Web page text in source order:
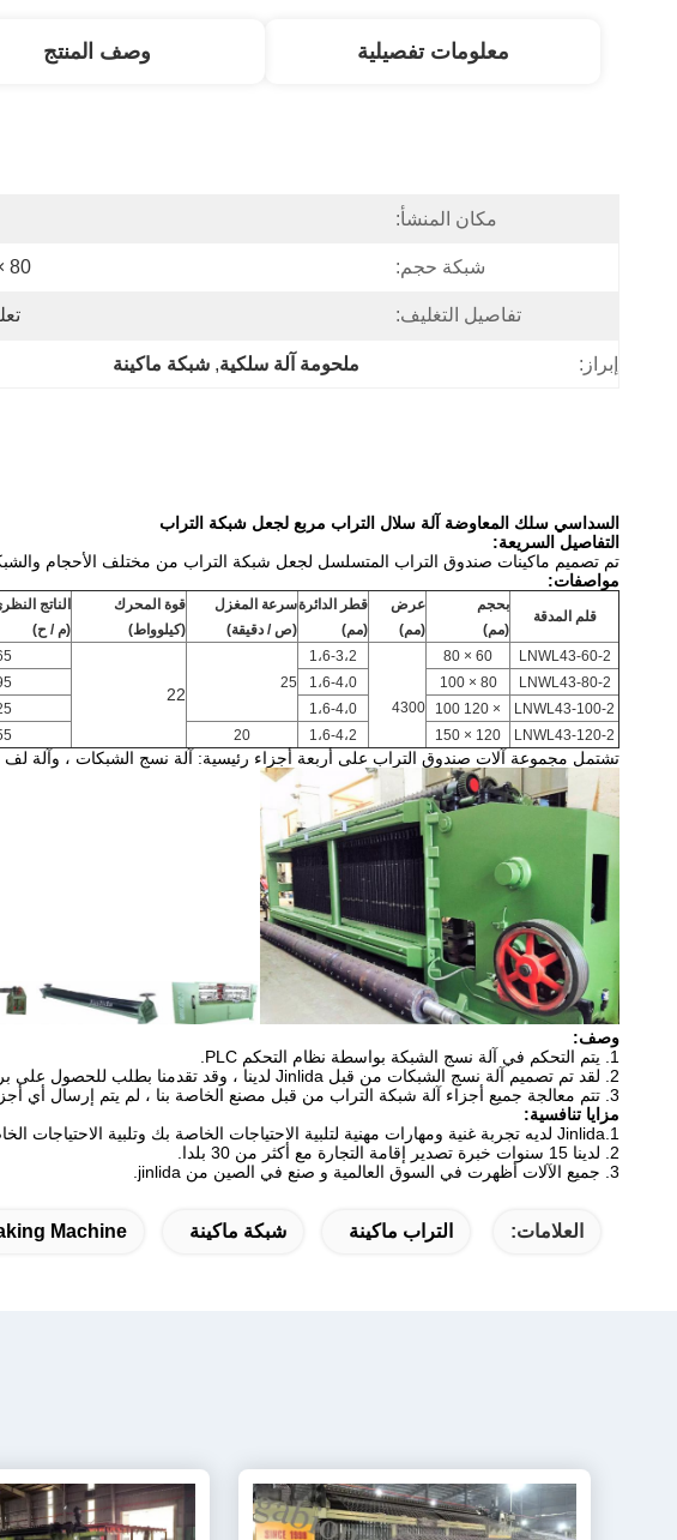
معلومات تفصيلية وصف المنتج
مكان المنشأ:
شبكة حجم: 80 × 100MM
تفاصيل التغليف:
إبراز: ملحومة آلة سلكية, شبكة ماكينة
السداسي سلك المعاوضة آلة سلال التراب مربع لجعل شبكة التراب
التفاصيل السريعة:
تم تصميم ماكينات صندوق التراب المتسلسل لجعل شبكة التراب من مختلف الأحجام
مواصفات:
قلم المدقة
بحجم
(مم)
عرض
(مم)
قطر الدائرة
(مم)
سرعة المغزل
(ص / دقيقة)
قوة المحرك
(كيلوواط)
الناتج
(م / ح)
LNWL43-60-2
60 × 80
4300
1،6-3،2
25
22
LNWL43-80-2
80 × 100 1،6-4،0
LNWL43-100-2
× 120 100 1،6-4،0
LNWL43-120-2
120 × 150 1،6-4،2 20
تشتمل مجموعة آلات صندوق التراب على أربعة أجزاء رئيسية: آلة نسج الشبكات ، وآلة لف
وصف:
1. يتم التحكم في آلة نسج الشبكة بواسطة نظام التحكم PLC.
2. لقد تم تصميم آلة نسج الشبكات من قبل Jinlida لدينا ، وقد تقدمنا ​​بطلب للحصول على براءة اختراع.
3. تتم معالجة جميع أجزاء آلة شبكة التراب من قبل مصنع الخاصة بنا ، لم يتم إرسال أي أجزاء خارج للمعالجة ، لذلك يمكن ضمان الجودة.
مزايا تنافسية:
1.Jinlida لديه تجربة غنية ومهارات مهنية لتلبية الاحتياجات الخاصة بك وتلبية الاحتياجات الخاصة بك.
2. لدينا 15 سنوات خبرة تصدير إقامة التجارة مع أكثر من 30 بلدا.
3. جميع الآلات أظهرت في السوق العالمية و صنع في الصين من jinlida.
العلامات: التراب ماكينة شبكة ماكينة Machine